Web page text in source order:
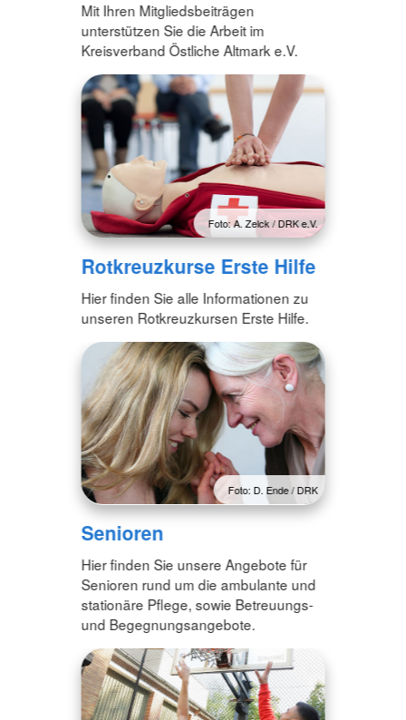
Mit Ihren Mitgliedsbeiträgen
unterstützen Sie die Arbeit im
Kreisverband Östliche Altmark e.V.
Foto: A. Zelck / DRK e.V.
Rotkreuzkurse Erste Hilfe
Hier finden Sie alle Informationen zu
unseren Rotkreuzkursen Erste Hilfe.
Foto: D. Ende / DRK
Senioren
Hier finden Sie unsere Angebote für
Senioren rund um die ambulante und
stationäre Pflege, sowie Betreuungs-
und Begegnungsangebote.